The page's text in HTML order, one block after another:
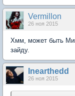
Vermillon
26 ноя 2015
Хмм, может быть
зайду.
Inearthedd
26 ноя 2015